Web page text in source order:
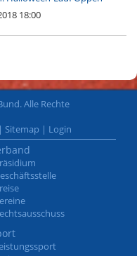
18:00
Alle Rechte
| Sitemap | Login